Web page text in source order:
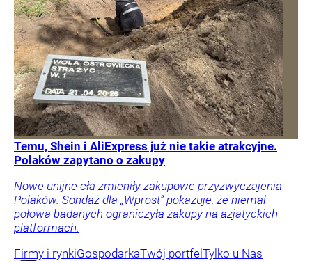
Temu, Shein i AliExpress już nie takie atrakcyjne.
Polaków zapytano o zakupy
Nowe unijne cła zmieniły zakupowe przyzwyczajenia
Polaków. Sondaż dla „Wprost” pokazuje, że niemal
połowa badanych ograniczyła zakupy na azjatyckich
platformach.
Firmy i rynkiGospodarkaTwój portfelTylko u Nas